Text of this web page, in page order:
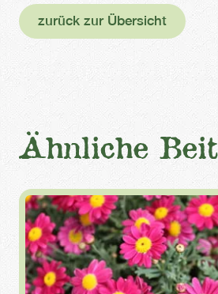
zurück zur Übersicht
Ähnliche